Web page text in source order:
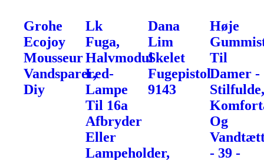
Grohe
Ecojoy
Mousseur
Vandsparer,
Diy
Lk
Fuga,
Halvmodul
Led-
Lampe
Til 16a
Afbryder
Eller
Lampeholder,
Dana
Lim
Skelet
Fugepistol
9143
Høje
Til
Damer -
Og
- 39 -